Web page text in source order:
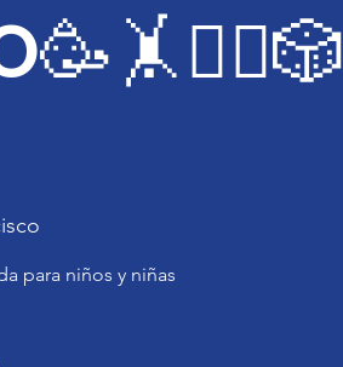
para niños y niñas